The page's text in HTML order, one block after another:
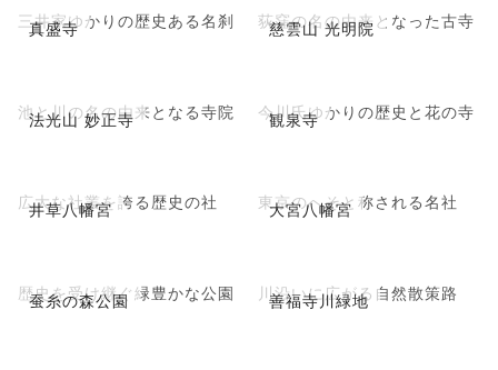
真盛寺
三井家ゆかりの歴史ある名刹 慈雲山 光明院
荻窪の名の由来となった古寺
法光山 妙正寺
池と川の名の由来となる寺院 観泉寺
今川氏ゆかりの歴史と花の寺
井草八幡宮
広大な社叢を誇る歴史の社 大宮八幡宮
東京のへそと称される名社
蚕糸の森公園
歴史を受け継ぐ緑豊かな公園 善福寺川緑地
川沿いに広がる自然散策路